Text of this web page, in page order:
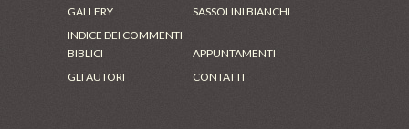
GALLERY
SASSOLINI BIANCHI
INDICE DEI COMMENTI
BIBLICI
APPUNTAMENTI
GLI AUTORI
CONTATTI